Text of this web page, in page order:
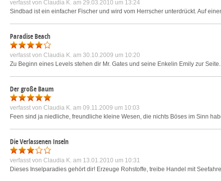
verfasst von Claudia K. am 29.03.2010 um 13:24
Sindbad ist ein einfacher Fischer und wird vom Herrscher unterdrückt. Auf
Paradise Beach
verfasst von Claudia K. am 30.10.2009 um 10:20
Zu Beginn eines Levels stehen dir Mr. Gates und seine Enkelin Emily zur
Der große Baum
verfasst von Claudia K. am 09.11.2009 um 10:03
Feen sind ja niedliche, freundliche kleine Wesen, die nichts Böses im Sinn
Die Verlassenen Inseln
verfasst von Claudia K. am 13.01.2010 um 10:31
Dieses Inselparadies gehört dir! Erzeuge Rohstoffe, treibe Handel mit